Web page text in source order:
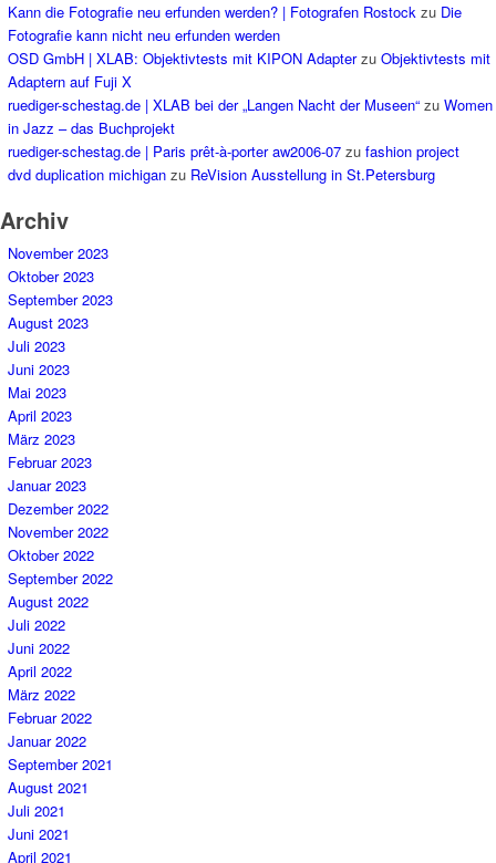
Kann die Fotografie neu erfunden werden? | Fotografen Rostock zu Die
Fotografie kann nicht neu erfunden werden
OSD GmbH | XLAB: Objektivtests mit KIPON Adapterzu Objektivtests mit
Adaptern auf Fuji X
ruediger-schestag.de | XLAB bei der „Langen Nacht der Museen“ zu Women
in Jazz – das Buchprojekt
ruediger-schestag.de | Paris prêt-à-porter aw2006-07 zu fashion project
dvd duplication michigan zu ReVision Ausstellung in St.Petersburg
Archiv
November 2023
Oktober 2023
September 2023
August 2023
Juli 2023
Juni 2023
Mai 2023
April 2023
März 2023
Februar 2023
Januar 2023
Dezember 2022
November 2022
Oktober 2022
September 2022
August 2022
Juli 2022
Juni 2022
April 2022
März 2022
Februar 2022
Januar 2022
September 2021
August 2021
Juli 2021
Juni 2021
April 2021